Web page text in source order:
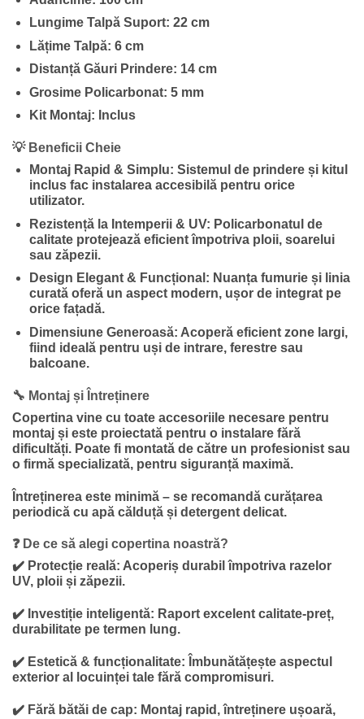
Lungime Talpă Suport: 22 cm
Lățime Talpă: 6 cm
Distanță Găuri Prindere: 14 cm
Grosime Policarbonat: 5 mm
Kit Montaj: Inclus
💡 Beneficii Cheie
Montaj Rapid & Simplu: Sistemul de prindere și kitul
inclus fac instalarea accesibilă pentru orice
utilizator.
Rezistență la Intemperii & UV: Policarbonatul de
calitate protejează eficient împotriva ploii, soarelui
sau zăpezii.
Design Elegant & Funcțional: Nuanța fumurie și linia
curată oferă un aspect modern, ușor de integrat pe
orice fațadă.
Dimensiune Generoasă: Acoperă eficient zone largi,
fiind ideală pentru uși de intrare, ferestre sau
balcoane.
🔧 Montaj și Întreținere
Copertina vine cu toate accesoriile necesare pentru
montaj și este proiectată pentru o instalare fără
dificultăți. Poate fi montată de către un profesionist sau
o firmă specializată, pentru siguranță maximă.
Întreținerea este minimă – se recomandă curățarea
periodică cu apă călduță și detergent delicat.
❓ De ce să alegi copertina noastră?
✔️ Protecție reală: Acoperiș durabil împotriva razelor
UV, ploii și zăpezii.
✔️ Investiție inteligentă: Raport excelent calitate-preț,
durabilitate pe termen lung.
✔️ Estetică & funcționalitate: Îmbunătățește aspectul
exterior al locuinței tale fără compromisuri.
✔️ Fără bătăi de cap: Montaj rapid, întreținere ușoară,